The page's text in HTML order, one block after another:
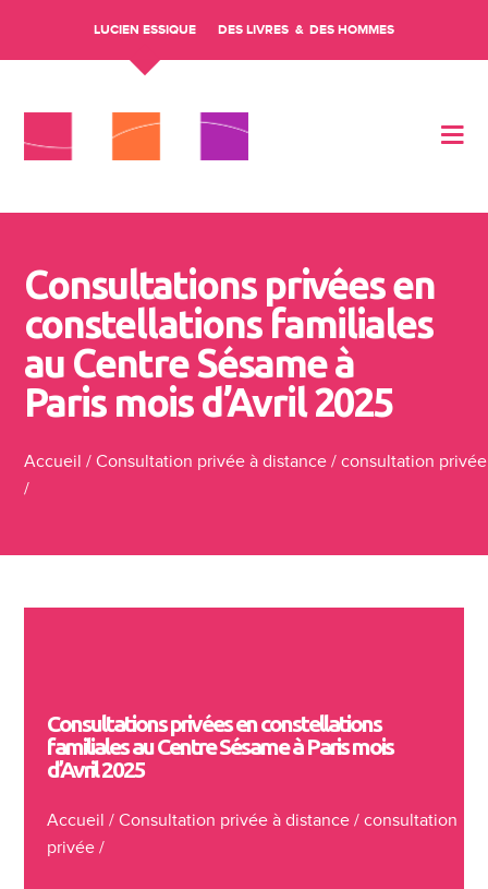
LUCIEN ESSIQUE DES LIVRES DES HOMMES
Consultations privées en
constellations familiales
au Centre Sésame à
Paris mois d’Avril 2025
Accueil /Consultation privée à distance /consultation privée
/
Consultations privées en constellations
familiales au Centre Sésame à Paris mois
d’Avril 2025
Accueil / Consultation privée à distance/ consultation
privée/